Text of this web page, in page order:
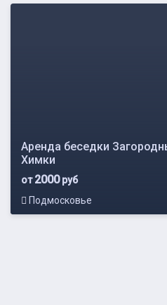
Аренда беседки
Химки
от2000руб
Подмосковье